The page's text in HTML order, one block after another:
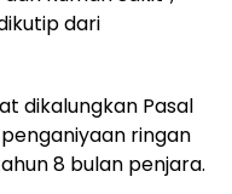
dari
dikalungkan Pasal
ringan
8 bulan penjara.